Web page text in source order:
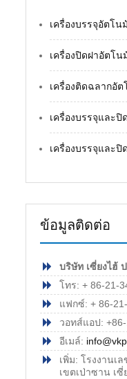
เครื่องบรรจุอัตโน
เครื่องปิดฝาอัตโน
เครื่องติดฉลากอัต
เครื่องบรรจุและปิ
เครื่องบรรจุและปิ
ข้อมูลติดต่อ
บริษัท เซี่ยงไฮ้
โทร: + 86-21-
แฟกซ์: + 86-
วอทส์แอป:
อีเมล์:
เพิ่ม: โรงงานเ
เขตเป่าซาน เซี่